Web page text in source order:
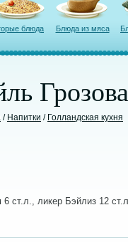
блюда Блюда из мяса
/ Напитки / Голландская кухня
ст.л., ликер Бэйлиз 12